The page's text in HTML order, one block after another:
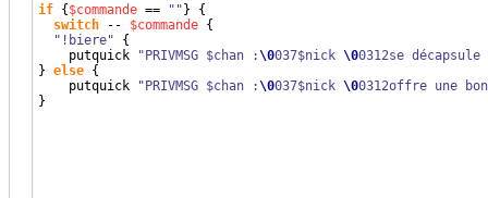
if {$commande == ""}
{
switch -- $commande {
"!biere"
{
    putquick
"PRIVMSG $chan :\0037$nick \00312se
} else {
    putquick
"PRIVMSG $chan :\0037$nick \00312offre une
}